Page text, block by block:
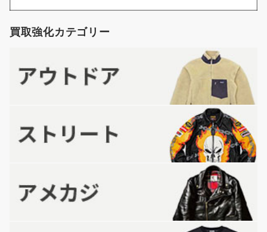
買取強化カテゴリー